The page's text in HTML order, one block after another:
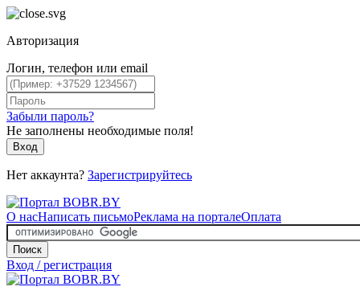
Авторизация
Логин, телефон или email
Забыли пароль?
Не заполнены необходимые поля!
Вход
Нет аккаунта? Зарегистрируйтесь
О насНаписать письмоРеклама на порталеОплата
Поиск
Вход / регистрация